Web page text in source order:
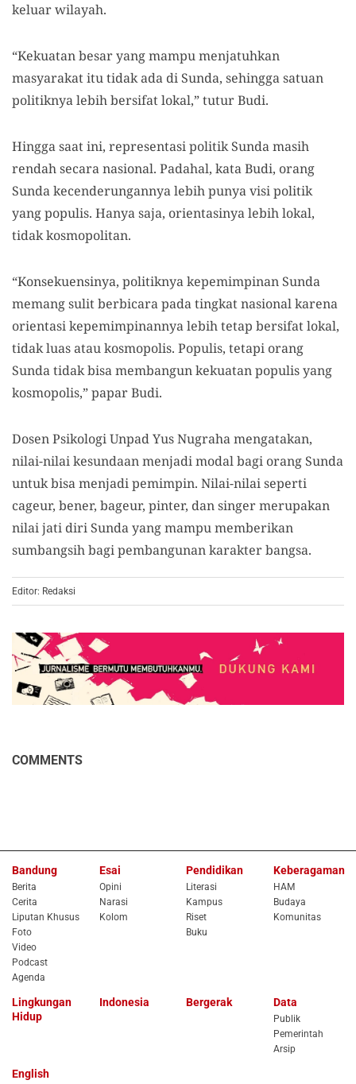
keluar wilayah.
“Kekuatan besar yang mampu menjatuhkan
masyarakat itu tidak ada di Sunda, sehingga satuan
politiknya lebih bersifat lokal,” tutur Budi.
Hingga saat ini, representasi politik Sunda masih
rendah secara nasional. Padahal, kata Budi, orang
Sunda kecenderungannya lebih punya visi politik
yang populis. Hanya saja, orientasinya lebih lokal,
tidak kosmopolitan.
“Konsekuensinya, politiknya kepemimpinan Sunda
memang sulit berbicara pada tingkat nasional karena
orientasi kepemimpinannya lebih tetap bersifat lokal,
tidak luas atau kosmopolis. Populis, tetapi orang
Sunda tidak bisa membangun kekuatan populis yang
kosmopolis,” papar Budi.
Dosen Psikologi Unpad Yus Nugraha mengatakan,
nilai-nilai kesundaan menjadi modal bagi orang Sunda
untuk bisa menjadi pemimpin. Nilai-nilai seperti
cageur, bener, bageur, pinter, dan singer merupakan
nilai jati diri Sunda yang mampu memberikan
sumbangsih bagi pembangunan karakter bangsa.
Editor: Redaksi
COMMENTS
Bandung
Berita
Cerita
Liputan Khusus
Foto
Video
Podcast
Agenda
Esai
Opini
Narasi
Kolom
Pendidikan
Literasi
Kampus
Riset
Buku
Keberagaman
HAM
Budaya
Komunitas
Lingkungan
Hidup
Indonesia Bergerak Data
Publik
Pemerintah
Arsip
English